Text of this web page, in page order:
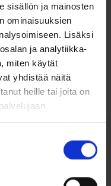
sisällön ja mainosten
ominaisuuksien
Lisäksi
ja analytiikka-
miten käytät
yhdistää näitä
heille tai joita on
tai korun